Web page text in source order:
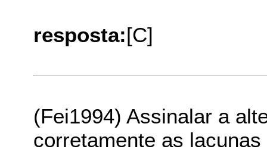
resposta:[C]
(Fei1994) Assinalar a
corretamente as